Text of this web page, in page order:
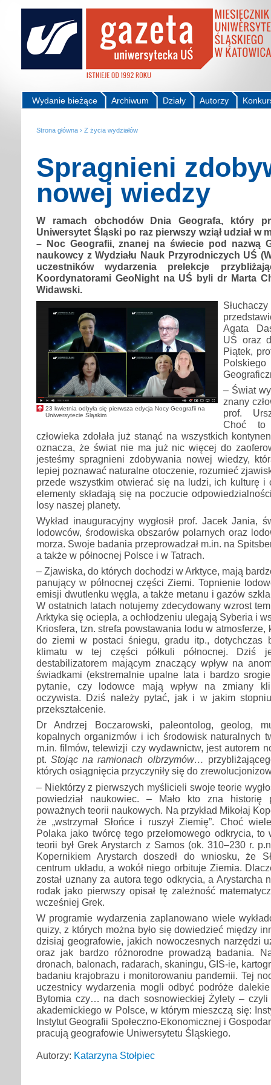
Autorzy
Działy
Archiwum
Wydanie bieżące
Strona główna › Z życia wydziałów
Spragnieni
nowej wiedzy
W ramach obchodów Dnia Geografa, który
Uniwersytet Śląski po raz pierwszy wziął udział w
– Noc Geografii, znanej na świecie pod nazwą
naukowcy z Wydziału Nauk Przyrodniczych UŚ
uczestników wydarzenia prelekcje
Koordynatorami GeoNight na UŚ byli dr Marta
Widawski.
23 kwietnia odbyła się pierwsza edycja Nocy Geografii na
Uniwersytecie Śląskim
Agata
UŚ oraz
Piątek,
– Świat
znany
prof.
Choć to
człowieka zdołała już stanąć na wszystkich
oznacza, że świat nie ma już nic więcej do
jesteśmy spragnieni zdobywania nowej wiedzy,
lepiej poznawać naturalne otoczenie, rozumieć
przede wszystkim otwierać się na ludzi, ich kulturę i
elementy składają się na poczucie
losy naszej planety.
Wykład inauguracyjny wygłosił prof. Jacek Jania,
lodowców, środowiska obszarów polarnych oraz
morza. Swoje badania przeprowadzał m.in. na
a także w północnej Polsce i w Tatrach.
– Zjawiska, do których dochodzi w Arktyce, mają
panujący w północnej części Ziemi. Topnienie
emisji dwutlenku węgla, a także metanu i gazów
W ostatnich latach notujemy zdecydowany wzrost
Arktyka się ociepla, a ochłodzeniu ulegają Syberia i
Kriosfera, tzn. strefa powstawania lodu w atmosferze,
do ziemi w postaci śniegu, gradu itp., dotychczas
klimatu w tej części półkuli północnej. Dziś
destabilizatorem mającym znaczący wpływ na
świadkami (ekstremalnie upalne lata i bardzo
pytanie, czy lodowce mają wpływ na zmiany
oczywista. Dziś należy pytać, jak i w jakim
przekształcenie.
Dr Andrzej Boczarowski, paleontolog, geolog,
kopalnych organizmów i ich środowisk naturalnych
m.in. filmów, telewizji czy wydawnictw, jest autorem
pt.Stojąc na ramionach olbrzymów…
których osiągnięcia przyczyniły się do
– Niektórzy z pierwszych myślicieli swoje teorie
powiedział naukowiec. – Mało kto zna historię
poważnych teorii naukowych. Na przykład Mikołaj
że „wstrzymał Słońce i ruszył Ziemię”. Choć
Polaka jako twórcę tego przełomowego odkrycia, to
teorii był Grek Arystarch z Samos (ok. 310–230 r.
Kopernikiem Arystarch doszedł do wniosku, że
centrum układu, a wokół niego orbituje Ziemia.
został uznany za autora tego odkrycia, a Arystarcha
rodak jako pierwszy opisał tę zależność
wcześniej Grek.
W programie wydarzenia zaplanowano wiele
quizy, z których można było się dowiedzieć między
dzisiaj geografowie, jakich nowoczesnych narzędzi
oraz jak bardzo różnorodne prowadzą badania.
dronach, balonach, radarach, skaningu, GIS-ie,
badaniu krajobrazu i monitorowaniu pandemii. Tej
uczestnicy wydarzenia mogli odbyć podróże
Bytomia czy… na dach sosnowieckiej Żylety – czyli
akademickiego w Polsce, w którym mieszczą się:
Instytut Geografii Społeczno-Ekonomicznej i
pracują geografowie Uniwersytetu Śląskiego.
Autorzy: Katarzyna Stołpiec